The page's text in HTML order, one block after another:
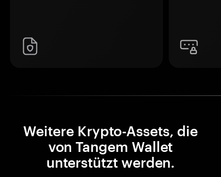
Weitere Krypto-Assets, die
von Tangem Wallet
unterstützt werden.